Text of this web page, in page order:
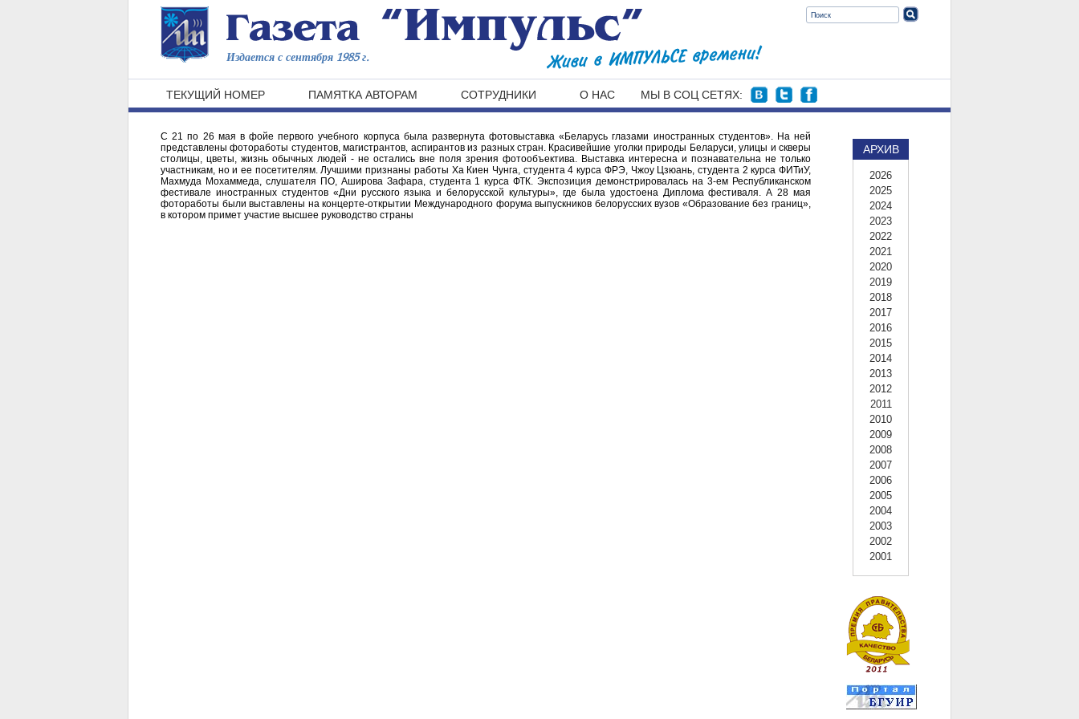
Издается с сентября 1985 г.
ТЕКУЩИЙ НОМЕР ПАМЯТКА АВТОРАМ СОТРУДНИКИ О НАС МЫ В СОЦ СЕТЯХ:
АРХИВ
2026
2025
2024
2023
2022
2021
2020
2019
2018
2017
2016
2015
2014
2013
2012
2011
2010
2009
2008
2007
2006
2005
2004
2003
2002
2001
С 21 по 26 мая в фойе первого учебного корпуса была развернута фотовыставка «Беларусь глазами иностранных студентов». На ней
представлены фотоработы студентов, магистрантов, аспирантов из разных стран. Красивейшие уголки природы Беларуси, улицы и скверы
столицы, цветы, жизнь обычных людей - не остались вне поля зрения фотообъектива. Выставка интересна и познавательна не только
участникам, но и ее посетителям. Лучшими признаны работы Ха Киен Чунга, студента 4 курса ФРЭ, Чжоу Цзюань, студента 2 курса ФИТиУ,
Махмуда Мохаммеда, слушателя ПО, Аширова Зафара, студента 1 курса ФТК. Экспозиция демонстрировалась на 3-ем Республиканском
фестивале иностранных студентов «Дни русского языка и белорусской культуры», где была удостоена Диплома фестиваля. А 28 мая
фотоработы были выставлены на концерте-открытии Международного форума выпускников белорусских вузов «Образование без границ»,
в котором примет участие высшее руководство страны